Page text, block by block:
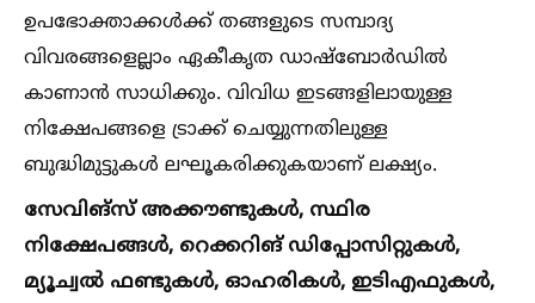
ഉപഭോക്താക്കള്‍ക്ക് തങ്ങളുടെ സമ്പാദ്യ
വിവരങ്ങളെല്ലാം ഏകീകൃത ഡാഷ്ബോര്‍ഡില്‍
കാണാന്‍ സാധിക്കും. വിവിധ ഇടങ്ങളിലായുള്ള
നിക്ഷേപങ്ങളെ ട്രാക്ക് ചെയ്യുന്നതിലുള്ള
ബുദ്ധിമുട്ടുകള്‍ ലഘൂകരിക്കുകയാണ് ലക്ഷ്യം.
സേവിങ്സ് അക്കൗണ്ടുകള്‍, സ്ഥിര
നിക്ഷേപങ്ങള്‍, റെക്കറിങ് ഡിപ്പോസിറ്റുകള്‍,
മ്യൂച്വല്‍ ഫണ്ടുകള്‍, ഓഹരികള്‍, ഇടിഎഫുകള്‍,